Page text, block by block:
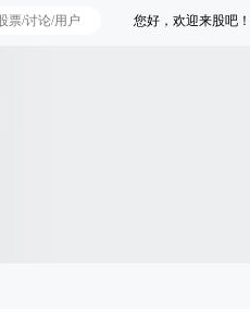
您好，欢迎来股吧！